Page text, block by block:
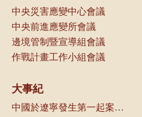
中央災害應變中心會議
中央前進應變所會議
邊境管制暨宣導組會議
作戰計畫工作小組會議
大事紀
中國於遼寧發生第一起案例，本局立即通知動物防疫機關及產業團體